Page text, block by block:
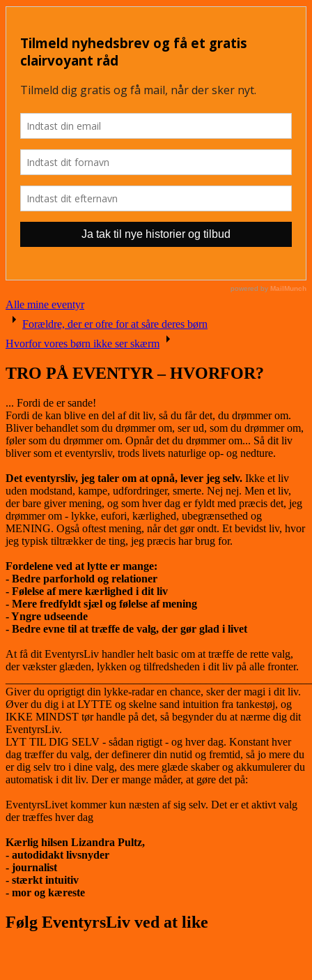
Alle mine eventyr
Post
navigation
Forældre, der er ofre for at såre deres børn
Hvorfor vores børn ikke ser skærm
TRO PÅ EVENTYR – HVORFOR?
... Fordi de er sande!
Fordi de kan blive en del af dit liv, så du får det, du drømmer om.
Bliver behandlet som du drømmer om, ser ud, som du drømmer om,
føler som du drømmer om. Opnår det du drømmer om... Så dit liv
bliver som et eventyrsliv, trods livets naturlige op- og nedture.
Det eventyrsliv, jeg taler om at opnå, lever jeg selv. Ikke et liv
uden modstand, kampe, udfordringer, smerte. Nej nej. Men et liv,
der bare giver mening, og som hver dag er fyldt med præcis det, jeg
drømmer om - lykke, eufori, kærlighed, ubegrænsethed og
MENING. Også oftest mening, når det gør ondt. Et bevidst liv, hvor
jeg typisk tiltrækker de ting, jeg præcis har brug for.
Fordelene ved at lytte er mange:
- Bedre parforhold og relationer
- Følelse af mere kærlighed i dit liv
- Mere fredfyldt sjæl og følelse af mening
- Yngre udseende
- Bedre evne til at træffe de valg, der gør glad i livet
At få dit EventyrsLiv handler helt basic om at træffe de rette valg,
der vækster glæden, lykken og tilfredsheden i dit liv på alle fronter.
Giver du oprigtigt din lykke-radar en chance, sker der magi i dit liv.
Øver du dig i at LYTTE og skelne sand intuition fra tankestøj, og
IKKE MINDST tør handle på det, så begynder du at nærme dig dit
EventyrsLiv.
LYT TIL DIG SELV - sådan rigtigt - og hver dag. Konstant hver
dag træffer du valg, der definerer din nutid og fremtid, så jo mere du
er dig selv tro i dine valg, des mere glæde skaber og akkumulerer du
automatisk i dit liv. Der er mange måder, at gøre det på:
EventyrsLivet kommer kun næsten af sig selv. Det er et aktivt valg
der træffes hver dag
Kærlig hilsen Lizandra Pultz,
- autodidakt livsnyder
- journalist
- stærkt intuitiv
- mor og kæreste
Følg EventyrsLiv ved at like